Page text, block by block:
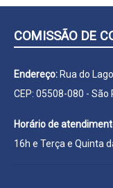
COMISSÃO DE
Endereço: Rua do
CEP: 05508-080 - São
Horário de
16h e Terça e Quinta